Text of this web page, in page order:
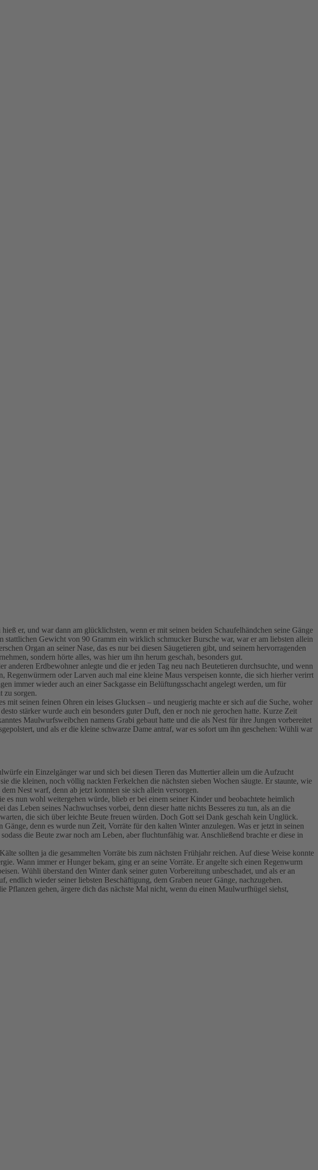
er, und war dann am glücklichsten, wenn er mit seinen beiden Schaufelhändchen seine Gänge
stattlichen Gewicht von 90 Gramm ein wirklich schmucker Bursche war, war er am liebsten allein
Organ an seiner Nase, das es nur bei diesen Säugetieren gibt, und seinem hervorragenden
sondern hörte alles, was hier um ihn herum geschah, besonders gut.
anderen Erdbewohner anlegte und die er jeden Tag neu nach Beutetieren durchsuchte, und wenn
Regenwürmern oder Larven auch mal eine kleine Maus verspeisen konnte, die sich hierher verirrt
immer wieder auch an einer Sackgasse ein Belüftungsschacht angelegt werden, um für
zu sorgen.
seinen feinen Ohren ein leises Glucksen – und neugierig machte er sich auf die Suche, woher
stärker wurde auch ein besonders guter Duft, den er noch nie gerochen hatte. Kurze Zeit
Maulwurfsweibchen namens Grabi gebaut hatte und die als Nest für ihre Jungen vorbereitet
und als er die kleine schwarze Dame antraf, war es sofort um ihn geschehen: Wühli war
ein Einzelgänger war und sich bei diesen Tieren das Muttertier allein um die Aufzucht
die kleinen, noch völlig nackten Ferkelchen die nächsten sieben Wochen säugte. Er staunte, wie
Nest warf, denn ab jetzt konnten sie sich allein versorgen.
nun wohl weitergehen würde, blieb er bei einem seiner Kinder und beobachtete heimlich
Leben seines Nachwuchses vorbei, denn dieser hatte nichts Besseres zu tun, als an die
die sich über leichte Beute freuen würden. Doch Gott sei Dank geschah kein Unglück.
denn es wurde nun Zeit, Vorräte für den kalten Winter anzulegen. Was er jetzt in seinen
die Beute zwar noch am Leben, aber fluchtunfähig war. Anschließend brachte er diese in
sollten ja die gesammelten Vorräte bis zum nächsten Frühjahr reichen. Auf diese Weise konnte
Wann immer er Hunger bekam, ging er an seine Vorräte. Er angelte sich einen Regenwurm
Wühli überstand den Winter dank seiner guten Vorbereitung unbeschadet, und als er an
endlich wieder seiner liebsten Beschäftigung, dem Graben neuer Gänge, nachzugehen.
gehen, ärgere dich das nächste Mal nicht, wenn du einen Maulwurfhügel siehst,